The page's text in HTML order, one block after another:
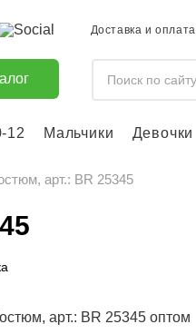
Доставка и оплата
12 Мальчики Девочки
арт.: BR 25345